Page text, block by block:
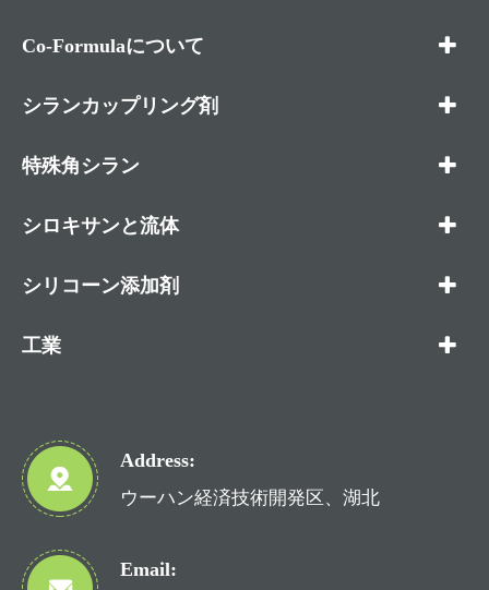
Co-Formulaについて
シランカップリング剤
特殊角シラン
シロキサンと流体
シリコーン添加剤
工業
Address:
ウーハン経済技術開発区、湖北
Email: